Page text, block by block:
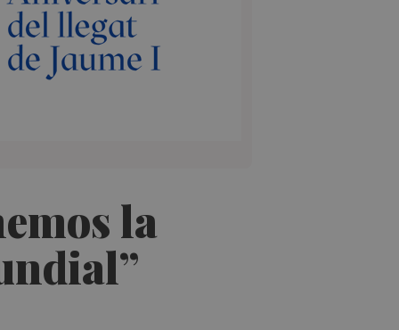
la